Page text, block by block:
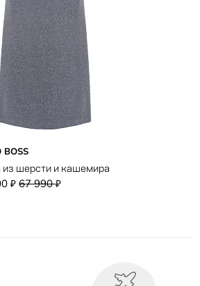
BOSS
шерсти и кашемира
₽ 67 990₽